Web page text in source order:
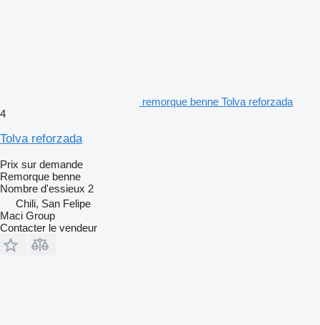
remorque benne Tolva reforzada
4
Tolva reforzada
Prix sur demande
Remorque benne
Nombre d'essieux 2
Chili, San Felipe
Maci Group
Contacter le vendeur